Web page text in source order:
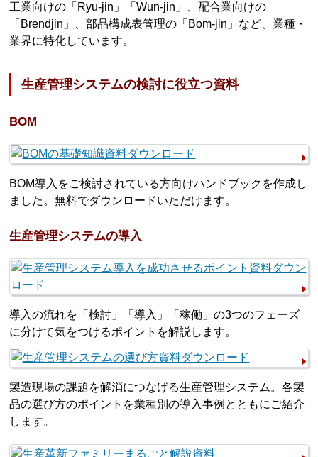
工業向けの「Ryu-jin」「Wun-jin」、配合業向けの
「Brendjin」、部品構成表管理の「Bom-jin」など、業種・
業界に特化しています。
生産管理システムの検討に役立つ資料
BOM
BOM導入をご検討されている方向けハンドブックを作成し
ました。無料でダウンロードいただけます。
生産管理システムの導入
導入の流れを「検討」「導入」「稼働」の3つのフェーズ
に分けて気をつけるポイントを解説します。
製造現場の課題を解消につなげる生産管理システム。各製
品の選び方のポイントを業種別の導入事例とともにご紹介
します。